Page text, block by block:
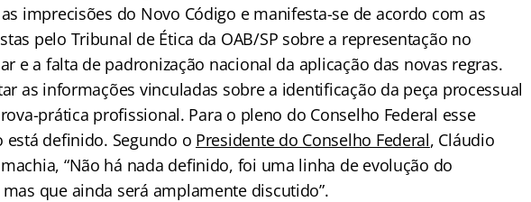
imprecisões do Novo Código e manifesta-se de acordo com as
pelo Tribunal de Ética da OAB/SP sobre a representação no
e a falta de padronização nacional da aplicação das novas regras.
as informações vinculadas sobre a identificação da peça processual
prática profissional. Para o pleno do Conselho Federal esse
está definido. Segundo o Presidente do Conselho Federal, Cláudio
“Não há nada definido, foi uma linha de evolução do
que ainda será amplamente discutido”.